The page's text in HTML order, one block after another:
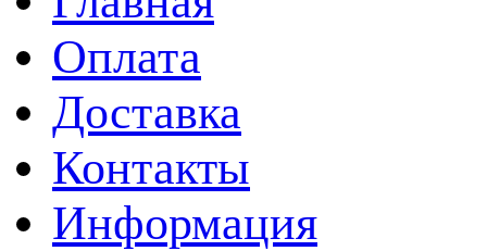
Оплата
Доставка
Контакты
Информация